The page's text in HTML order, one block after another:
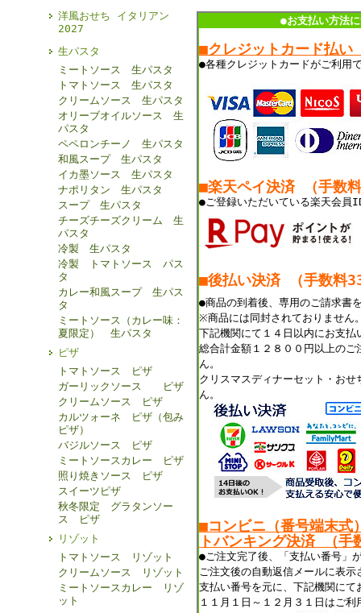
洋風おせち イタリアン
2027
生パスタ
ミートソース 生パスタ
トマトソース 生パスタ
クリームソース 生パスタ
オリーブオイルソース 生
パスタ
ペペロンチーノ 生パスタ
和風スープ 生パスタ
イカ墨ソース 生パスタ
ナポリタン 生パスタ
スープ 生パスタ
チーズチーズクリーム 生
パスタ
冷製 生パスタ
冷製 トマトソース パス
タ
カレー和風スープ 生パス
タ
ミートソース（カレー味：
夏限定） 生パスタ
ピザ
トマトソース ピザ
ガーリックソース ピザ
クリームソース ピザ
カルツォーネ ピザ（包み
ピザ）
バジルソース ピザ
ミートソースカレー ピザ
照り焼きソース ピザ
スイーツピザ
秋冬限定 グラタンソー
ス ピザ
リゾット
トマトソース リゾット
クリームソース リゾット
ミートソースカレー リゾ
ット
●お支払い方法
■クレジットカード払い
●各種クレジットカードがご利用
■楽天ペイ決済 （手数
●ご登録いただいている楽天会員
■後払い決済 （手数料
●商品の到着後、専用のご請求書
※商品には同封されておりません
下記機関にて１４日以内にお支払
総合計金額１２８００円以上のご
ん。
クリスマスディナーセット・おせ
ん。
■コンビニ（番号端末式
トバンキング決済 （手
●ご注文完了後、「支払い番号」
ご注文後の自動返信メールに表示
支払い番号を元に、下記機関にて
１１月１日～１２月３１日はご利